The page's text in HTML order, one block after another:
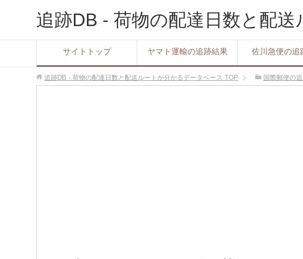
追跡DB - 荷物の配達日数と配
サイトトップ ヤマト運輸の追跡結果 佐川急便の追
追跡DB - 荷物の配達日数と配送ルートが分かるデータベース TOP 国際郵便の